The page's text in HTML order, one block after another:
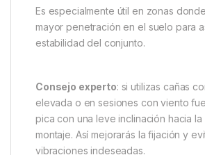
un acabado estético discreto con
la corrosión y al desgaste, ideal
continuado bajo condiciones
cualquier sesión de carpfishing.
Con una longitud de 60 cm, esta
versatilidad, permitiendo adaptarla a